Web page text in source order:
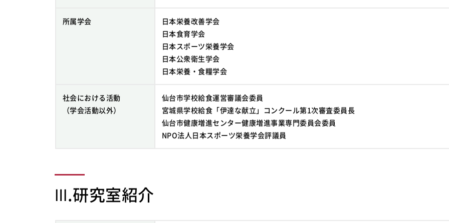
所属学会
日本栄養改善学会
日本食育学会
日本スポーツ栄養学会
日本公衆衛生学会
日本栄養・食糧学会
社会における活動
（学会活動以外）
仙台市学校給食運営審議会委員
宮城県学校給食「伊達な献立」コンクール第1次審査委員長
仙台市健康増進センター健康増進事業専門委員会委員
NPO法人日本スポーツ栄養学会評議員
Ⅲ.研究室紹介